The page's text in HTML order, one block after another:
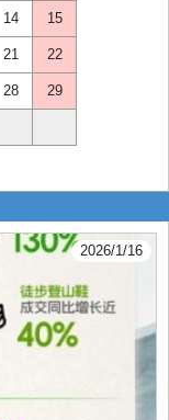
14 15
21 22
28 29
2026/1/16